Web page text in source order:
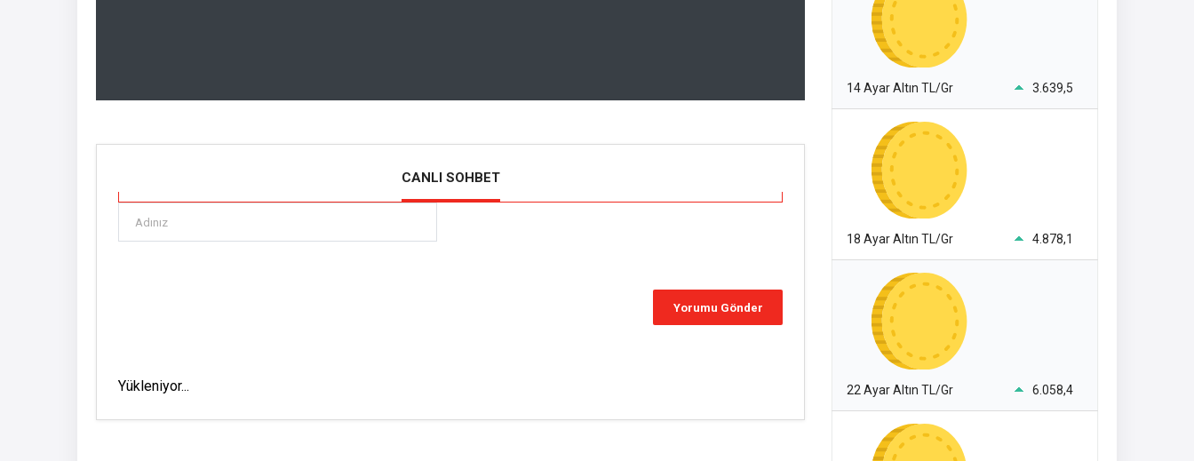
CANLI SOHBET
Yükleniyor...
14 Ayar Altın TL/Gr 3.639,5
18 Ayar Altın TL/Gr 4.878,1
22 Ayar Altın TL/Gr 6.058,4